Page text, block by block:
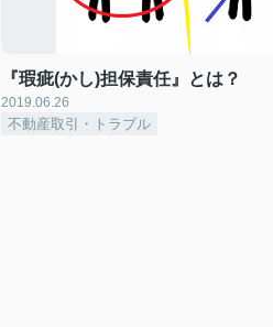
『瑕疵(かし)担保責任』とは？
2019.06.26
不動産取引・トラブル